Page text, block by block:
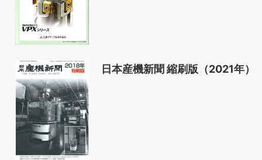
日本産機新聞 縮刷版（2021年）